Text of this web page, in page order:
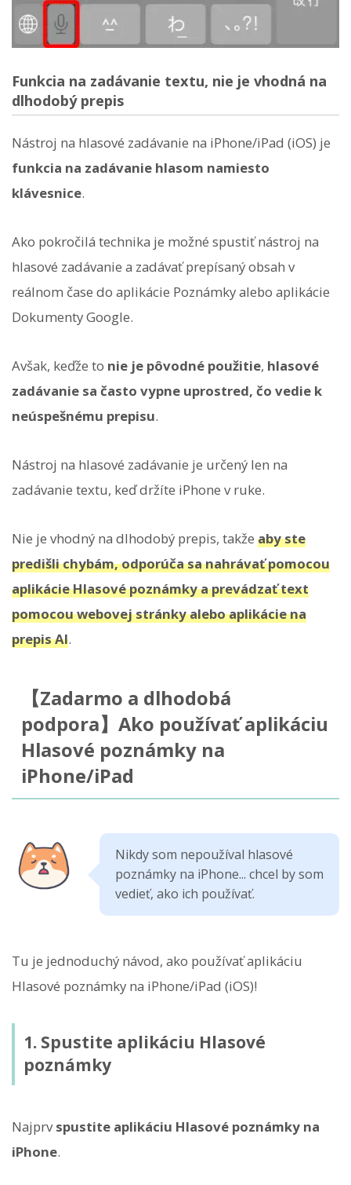
Funkcia na zadávanie textu, nie je vhodná na
dlhodobý prepis
Nástroj na hlasové zadávanie na iPhone/iPad (iOS) je
funkcia na zadávanie hlasom namiesto
klávesnice.
Ako pokročilá technika je možné spustiť nástroj na
hlasové zadávanie a zadávať prepísaný obsah v
reálnom čase do aplikácie Poznámky alebo aplikácie
Dokumenty Google.
Avšak, keďže to nie je pôvodné použitie, hlasové
zadávanie sa často vypne uprostred, čo vedie k
neúspešnému prepisu.
Nástroj na hlasové zadávanie je určený len na
zadávanie textu, keď držíte iPhone v ruke.
Nie je vhodný na dlhodobý prepis, takže aby ste
predišli chybám, odporúča sa nahrávať pomocou
aplikácie Hlasové poznámky a prevádzať text
pomocou webovej stránky alebo aplikácie na
prepis AI.
【Zadarmo a dlhodobá
podpora】Ako používať aplikáciu
Hlasové poznámky na
iPhone/iPad
Nikdy som nepoužíval hlasové
poznámky na iPhone... chcel by som
vedieť, ako ich používať.
Tu je jednoduchý návod, ako používať aplikáciu
Hlasové poznámky na iPhone/iPad (iOS)!
1. Spustite aplikáciu Hlasové
poznámky
Najprvspustite aplikáciu Hlasové poznámky na
iPhone.